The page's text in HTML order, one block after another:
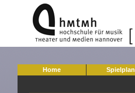
Home Spielplan